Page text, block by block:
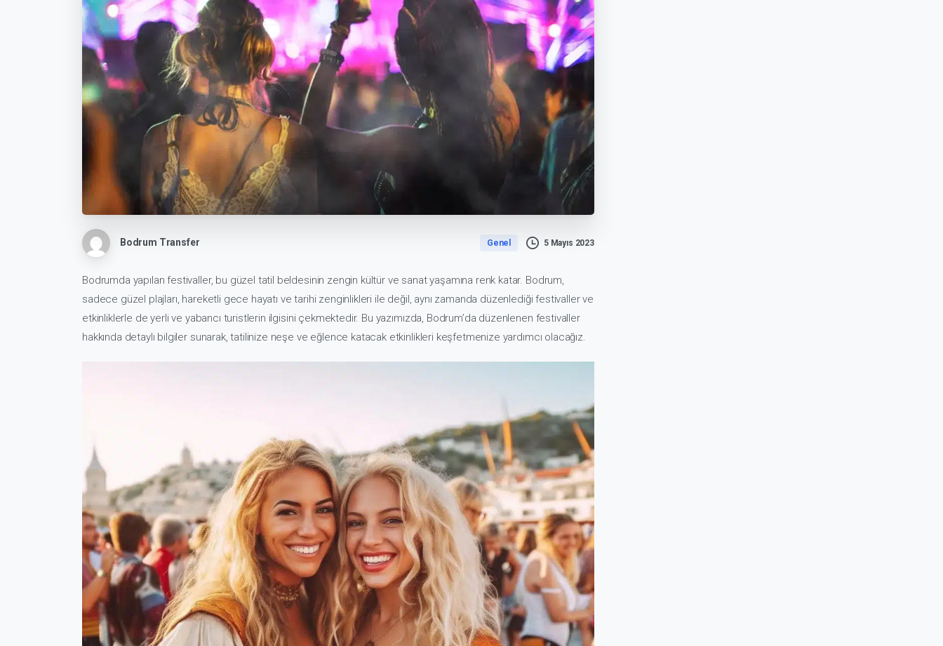
Bodrum Transfer Genel 5 Mayıs 2023
Bodrumda yapılan festivaller, bu güzel tatil beldesinin zengin kültür ve sanat yaşamına renk katar. Bodrum,
sadece güzel plajları, hareketli gece hayatı ve tarihi zenginlikleri ile değil, aynı zamanda düzenlediği festivaller ve
etkinliklerle de yerli ve yabancı turistlerin ilgisini çekmektedir. Bu yazımızda, Bodrum’da düzenlenen festivaller
hakkında detaylı bilgiler sunarak, tatilinize neşe ve eğlence katacak etkinlikleri keşfetmenize yardımcı olacağız.